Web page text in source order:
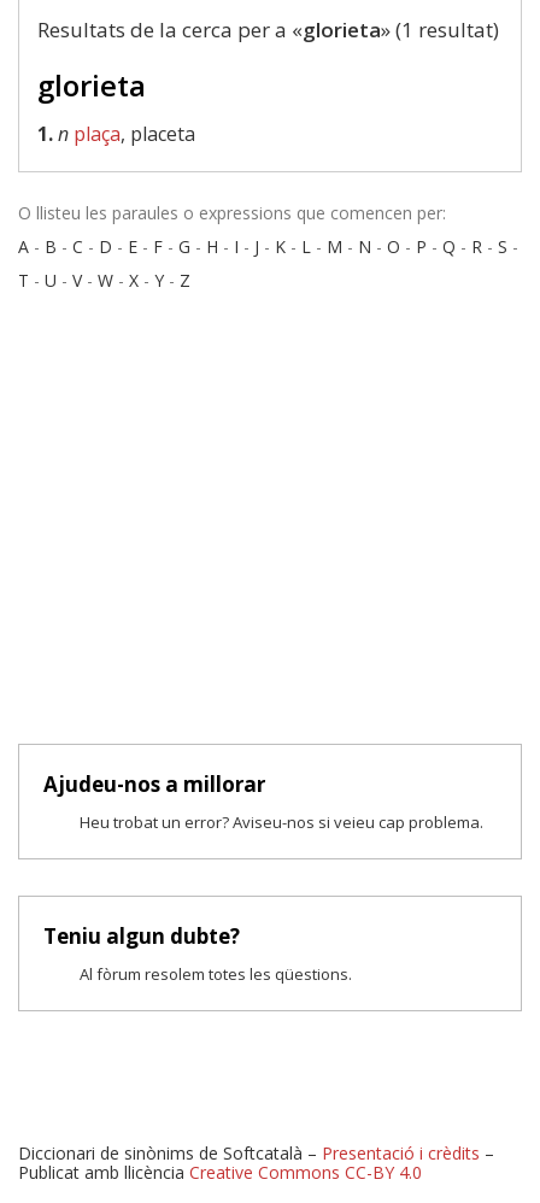
Resultats de la cerca per a «glorieta» (1 resultat)
glorieta
1.n plaça, placeta
O llisteu les paraules o expressions que comencen per:
A - B - C - D - E - F - G - H - I - J - K - L - M - N - O - P - Q - R - S -
T - U - V- W - X - Y - Z
Ajudeu-nos a millorar
Heu trobat un error? Aviseu-nos si veieu cap problema.
Teniu algun dubte?
Al fòrum resolem totes les qüestions.
Diccionari de sinònims de Softcatalà – Presentació i crèdits –
Publicat amb llicència Creative Commons CC-BY 4.0